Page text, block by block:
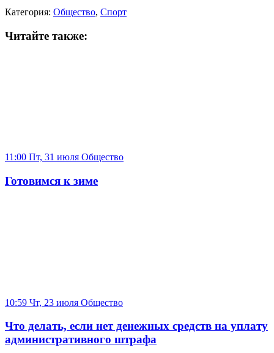
Категория: Общество, Спорт
Читайте также:
11:00 Пт, 31 июля Общество
Готовимся к зиме
10:59 Чт, 23 июля Общество
Что делать, если нет денежных средств на уплату
административного штрафа